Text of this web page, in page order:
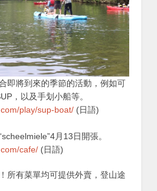
即將到來的季節的活動，例如可
，以及手划小船等。
play/sup-boat/ (日語)
月13日開張。
cafe/ (日語)
所有菜單均可提供外賣，登山途